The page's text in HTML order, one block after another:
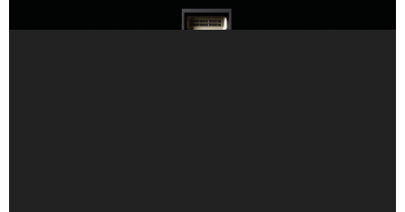
NVIDIA Vera Rubin 為科學研究提供世界級超級電腦